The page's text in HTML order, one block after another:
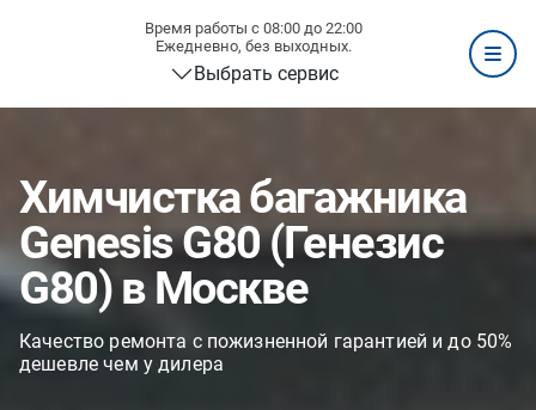
Время работы с 08:00 до 22:00
Ежедневно, без выходных.
Выбрать сервис
Химчистка багажника
Genesis G80 (Генезис
G80) в Москве
Качество ремонта с пожизненной гарантией и до 50%
дешевле чем у дилера